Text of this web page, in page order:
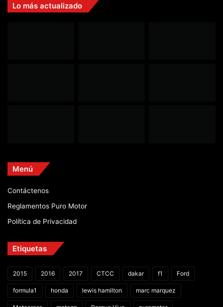
Lo más actualizado
Menú
Contáctenos
Reglamentos Puro Motor
Política de Privacidad
Etiquetas
2015 2016 2017 CTCC dakar f1 Ford
formula1 honda lewis hamilton marc marquez